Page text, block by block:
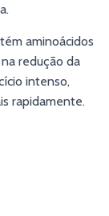
aminoácidos
redução da
intenso,
rapidamente.